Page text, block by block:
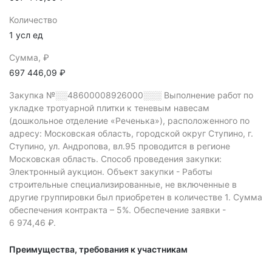
Количество
1 усл ед
Сумма, ₽
697 446,09 ₽
Закупка №░░48600008926000░░░ Выполнение работ по
укладке тротуарной плитки к теневым навесам
(дошкольное отделение «Реченька»), расположенного пo
адресу: Московская область, городской округ Ступино, г.
Ступино, ул. Андропова, вл.95 проводится в регионе
Московская область. Способ проведения закупки:
Электронный аукцион. Объект закупки - Работы
строительные специализированные, не включенные в
другие группировки был приобретен в количестве 1. Сумма
обеспечения контракта – 5%. Обеспечение заявки -
6 974,46 ₽.
Преимущества, требования к участникам